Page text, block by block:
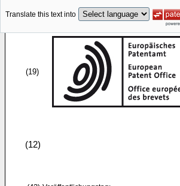
Translate this text into
(19)
(12)